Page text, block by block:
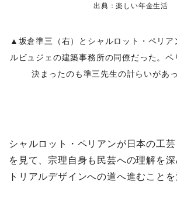
出典：楽しい年金生活
▲坂倉準三（右）とシャルロット・ペリア
ルビュジェの建築事務所の同僚だった。
決まったのも準三先生の計らいがあ
シャルロット・ペリアンが日本の工
を見て、宗理自身も民芸への理解を
トリアルデザインへの道へ進むことを